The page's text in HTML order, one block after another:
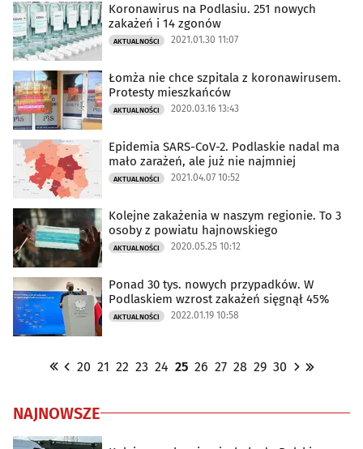
Koronawirus na Podlasiu. 251 nowych
zakażeń i 14 zgonów
AKTUALNOŚCI 2021.01.30 11:07
Łomża nie chce szpitala z koronawirusem.
Protesty mieszkańców
AKTUALNOŚCI 2020.03.16 13:43
Epidemia SARS-CoV-2. Podlaskie nadal ma
mało zarażeń, ale już nie najmniej
AKTUALNOŚCI 2021.04.07 10:52
Kolejne zakażenia w naszym regionie. To 3
osoby z powiatu hajnowskiego
AKTUALNOŚCI 2020.05.25 10:12
Ponad 30 tys. nowych przypadków. W
Podlaskiem wzrost zakażeń sięgnął 45%
AKTUALNOŚCI 2022.01.19 10:58
20 21 22 23 24 25 26 27 28 29 30
NAJNOWSZE